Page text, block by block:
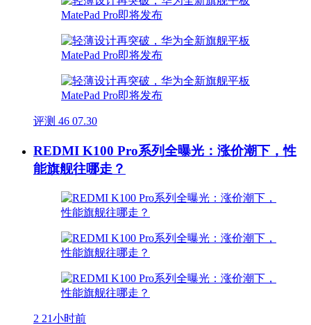
评测 46 07.30
REDMI K100 Pro系列全曝光：涨价潮下，性
能旗舰往哪走？
2 21小时前